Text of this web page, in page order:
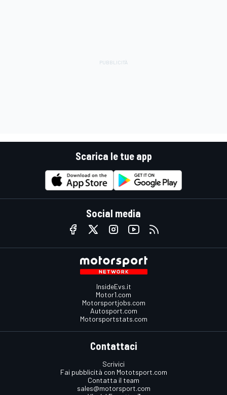
Scarica le tue app
Social media
InsideEvs.it
Motor1.com
Motorsportjobs.com
Autosport.com
Motorsportstats.com
Contattaci
Scrivici
Fai pubblicità con Mototsport.com
Contatta il team
sales@motorsport.com